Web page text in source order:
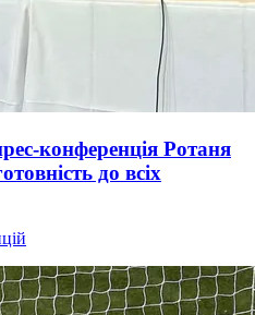
конференція Ротаня
до всіх